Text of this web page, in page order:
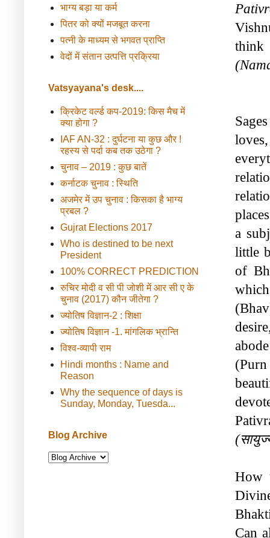
a
little
of
How
Can
भाग्य बड़ा या कर्म
पितर को क्यों मजबूत करना
पत्नी के माध्यम से भगवत प्राप्ति
वेदों में संतान उत्पत्ति प्रक्रिया
Vatsyayana's desk....
क्रिकेट वर्ल्ड कप-2019: किस मैच में
क्या होगा ?
IAF AN-32 : दुर्घटना या कुछ और !
रहस्य से पर्दा कब तक उठेगा ?
चुनाव – 2019 : कुछ बातें
कर्नाटक चुनाव : स्थिति
अजमेर में उप चुनाव : किसका है भाग्य
प्रबल ?
Gujrat Elections 2017
Who is destined to be next
President
100% CORRECT PREDICTION
रुचिर मोदी व सी पी जोशी में आर सी ए के
चुनाव (2017) कौन जीतेगा ?
ज्योतिष विज्ञान-2 : शिक्षा
ज्योतिष विज्ञान -1. मांगलिक भ्रान्ति
विश्व-व्यापी राम
Hindi months : Name and
Reason
Why the sequence of days is
Sunday, Monday, Tuesda...
Blog Archive